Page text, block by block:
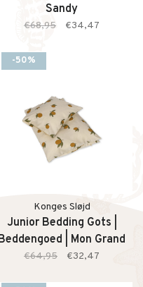
Sandy
€68,95 €34,47
-50%
Konges Sløjd
Junior Bedding Gots |
| Mon Grand
Citron
€64,95 €32,47